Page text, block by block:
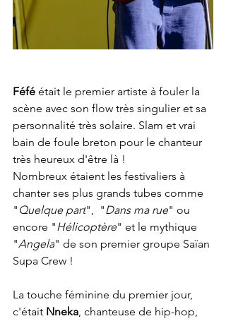
Féfé était le premier artiste à fouler la
scène avec son flow très singulier et sa
personnalité très solaire. Slam et vrai
bain de foule breton pour le chanteur
très heureux d'être là !
Nombreux étaient les festivaliers à
chanter ses plus grands tubes comme
" Quelque part",  "Dans ma rue" ou
encore "Hélicoptère" et le mythique
"Angela" de son premier groupe Saïan
Supa Crew !
La touche féminine du premier jour,
c'était Nneka, chanteuse de hip-hop,